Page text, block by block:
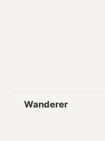
Wanderer